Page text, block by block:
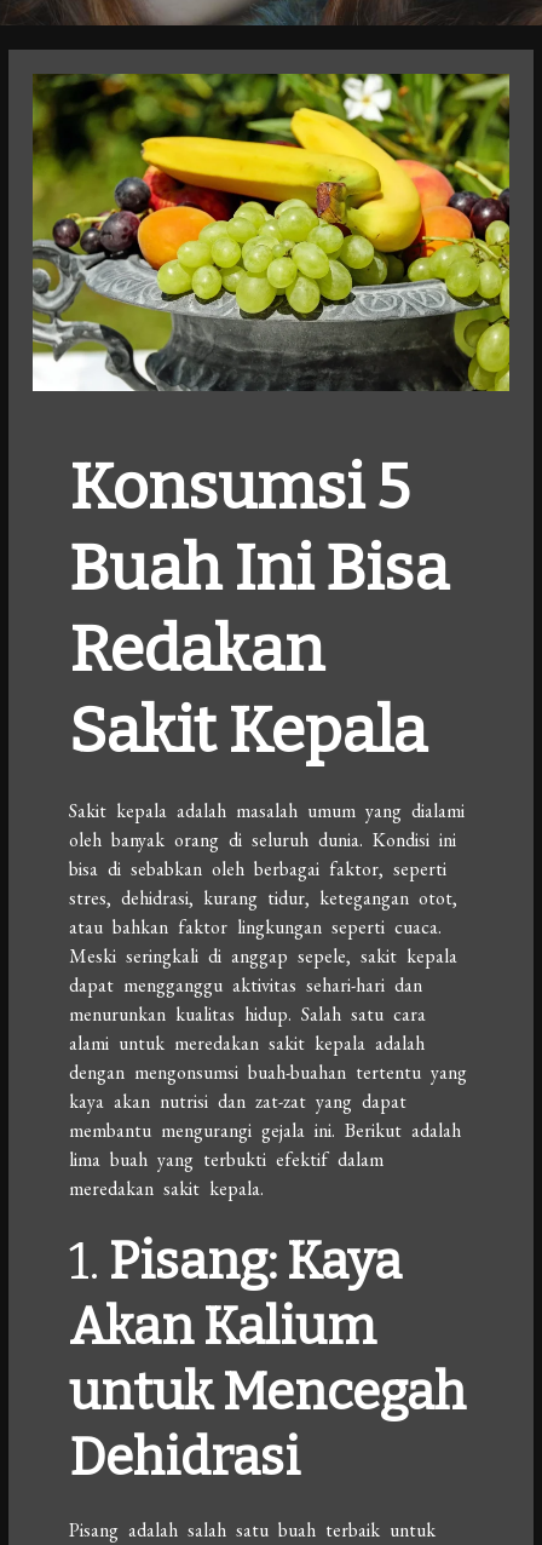
Konsumsi 5
Buah Ini Bisa
Redakan
Sakit Kepala
Sakit kepala adalah masalah umum yang dialami
oleh banyak orang di seluruh dunia. Kondisi ini
bisa di sebabkan oleh berbagai faktor, seperti
stres, dehidrasi, kurang tidur, ketegangan otot,
atau bahkan faktor lingkungan seperti cuaca.
Meski seringkali di anggap sepele, sakit kepala
dapat mengganggu aktivitas sehari-hari dan
menurunkan kualitas hidup. Salah satu cara
alami untuk meredakan sakit kepala adalah
dengan mengonsumsi buah-buahan tertentu yang
kaya akan nutrisi dan zat-zat yang dapat
membantu mengurangi gejala ini. Berikut adalah
lima buah yang terbukti efektif dalam
meredakan sakit kepala.
1. Pisang: Kaya
Akan Kalium
untuk Mencegah
Dehidrasi
Pisang adalah salah satu buah terbaik untuk